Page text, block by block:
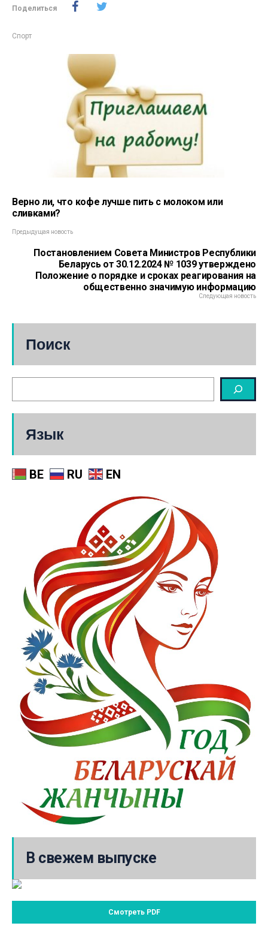
Поделиться
Спорт
Верно ли, что кофе лучше пить с молоком или
сливками?
Предыдущая новость
Постановлением Совета Министров Республики
Беларусь от 30.12.2024 № 1039 утверждено
Положение о порядке и сроках реагирования на
общественно значимую информацию
Следующая новость
Поиск
Язык
BE RU EN
В свежем выпуске
Смотреть PDF